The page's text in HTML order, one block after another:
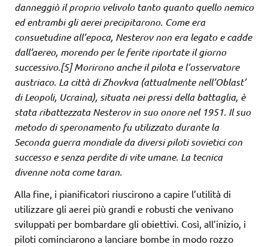
danneggiò il proprio velivolo tanto quanto quello nemico
ed entrambi gli aerei precipitarono. Come era
consuetudine all’epoca, Nesterov non era legato e cadde
dall’aereo, morendo per le ferite riportate il giorno
successivo.[5] Morirono anche il pilota e l’osservatore
austriaco. La città di Zhovkva (attualmente nell’Oblast’
di Leopoli, Ucraina), situata nei pressi della battaglia, è
stata ribattezzata Nesterov in suo onore nel 1951. Il suo
metodo di speronamento fu utilizzato durante la
Seconda guerra mondiale da diversi piloti sovietici con
successo e senza perdite di vite umane. La tecnica
divenne nota come taran.
Alla fine, i pianificatori riuscirono a capire l’utilità di
utilizzare gli aerei più grandi e robusti che venivano
sviluppati per bombardare gli obiettivi. Così, all’inizio, i
piloti cominciarono a lanciare bombe in modo rozzo